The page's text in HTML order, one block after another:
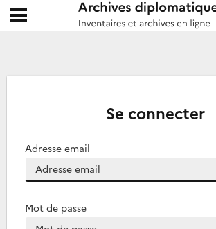
Archives diplomatiques
Ouvrir le menu déroulant
Se connecter
Adresse email
Mot de passe